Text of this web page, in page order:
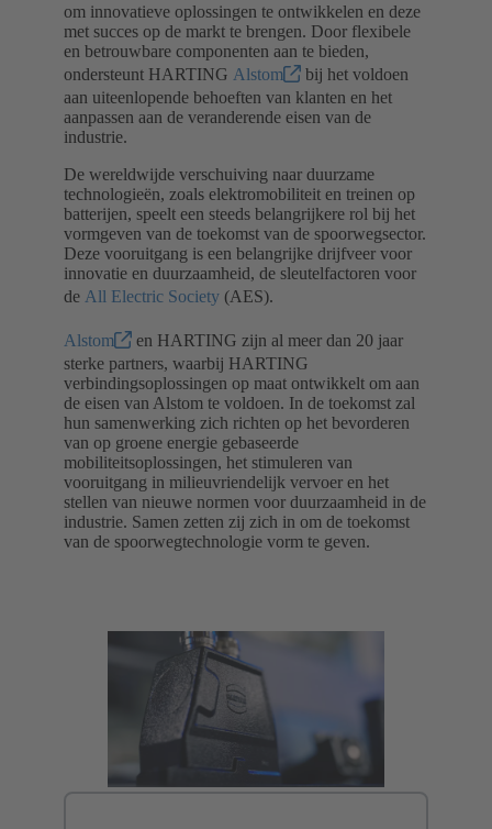
om innovatieve oplossingen te ontwikkelen en deze
met succes op de markt te brengen. Door flexibele
en betrouwbare componenten aan te bieden,
ondersteunt HARTING Alstom
bij het voldoen
aan uiteenlopende behoeften van klanten en het
aanpassen aan de veranderende eisen van de
industrie.
De wereldwijde verschuiving naar duurzame
technologieën, zoals elektromobiliteit en treinen op
batterijen, speelt een steeds belangrijkere rol bij het
vormgeven van de toekomst van de spoorwegsector.
Deze vooruitgang is een belangrijke drijfveer voor
innovatie en duurzaamheid, de sleutelfactoren voor
de All Electric Society (AES).
Alstom
en HARTING zijn al meer dan 20 jaar
sterke partners, waarbij HARTING
verbindingsoplossingen op maat ontwikkelt om aan
de eisen van Alstom te voldoen. In de toekomst zal
hun samenwerking zich richten op het bevorderen
van op groene energie gebaseerde
mobiliteitsoplossingen, het stimuleren van
vooruitgang in milieuvriendelijk vervoer en het
stellen van nieuwe normen voor duurzaamheid in de
industrie. Samen zetten zij zich in om de toekomst
van de spoorwegtechnologie vorm te geven.